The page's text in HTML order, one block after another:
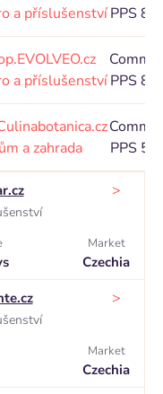
a příslušenství PPS
a příslušenství PPS
a zahrada
PPS
>
Market
Czechia
>
Market
Czechia